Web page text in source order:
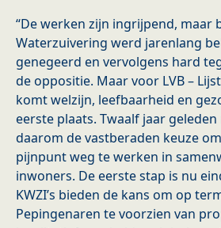
“De werken zijn ingrijpend, maar
Waterzuivering werd jarenlang
genegeerd en vervolgens hard
de oppositie. Maar voor LVB –
komt welzijn, leefbaarheid en
eerste plaats. Twaalf jaar geleden
daarom de vastberaden keuze
pijnpunt weg te werken in
inwoners. De eerste stap is nu
KWZI’s bieden de kans om op
Pepingenaren te voorzien van